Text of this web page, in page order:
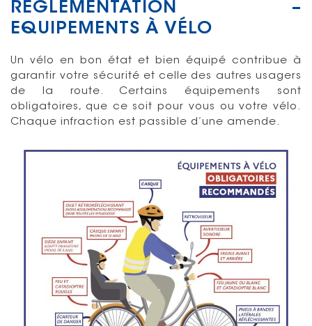
RÉGLEMENTATION –
EQUIPEMENTS À VÉLO
Un vélo en bon état et bien équipé contribue à
garantir votre sécurité et celle des autres usagers
de la route. Certains équipements sont
obligatoires, que ce soit pour vous ou votre vélo.
Chaque infraction est passible d’une amende.